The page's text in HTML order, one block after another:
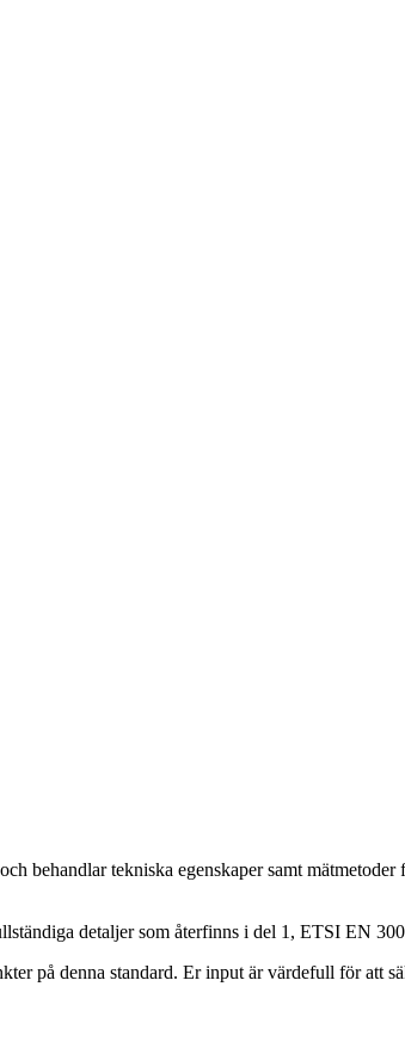
behandlar tekniska egenskaper samt
detaljer som återfinns i del 1, ETSI EN
på denna standard. Er input är värdefull för att